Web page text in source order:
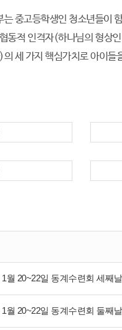
는 중고등학생인 청소년들이
동적 인격자(하나님의 형상
세 가지 핵심가치로 아이들
1월 20~22일 동계수련회 세째날
1월 20~22일 동계수련회 둘째날